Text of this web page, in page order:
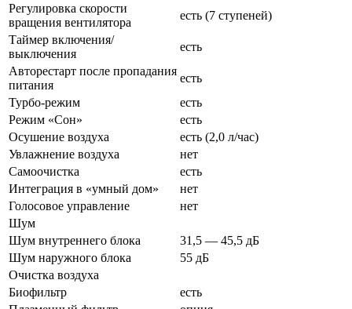
Регулировка скорости
вращения вентилятора
есть (7 ступеней)
Таймер включения/
выключения
есть
Авторестарт после пропадания
питания
есть
Турбо-режим
есть
Режим «Сон»
есть
Осушение воздуха
есть (2,0 л/час)
Увлажнение воздуха
нет
Самоочистка
есть
Интеграция в «умный дом»
нет
Голосовое управление
нет
Шум
Шум внутреннего блока
31,5 — 45,5 дБ
Шум наружного блока
55 дБ
Очистка воздуха
Биофильтр
есть